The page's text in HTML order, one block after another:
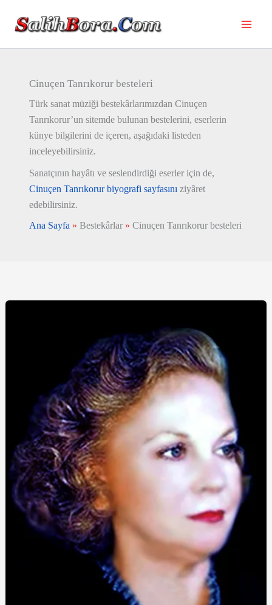
Cinuçen Tanrıkorur besteleri
Türk sanat müziği bestekârlarımızdan Cinuçen
Tanrıkorur’un sitemde bulunan bestelerini, eserlerin
künye bilgilerini de içeren, aşağıdaki listeden
inceleyebilirsiniz.
Sanatçının hayâtı ve seslendirdiği eserler için de,
Cinuçen Tanrıkorur biyografi sayfasını ziyâret
edebilirsiniz.
Ana Sayfa » Bestekârlar » Cinuçen Tanrıkorur besteleri